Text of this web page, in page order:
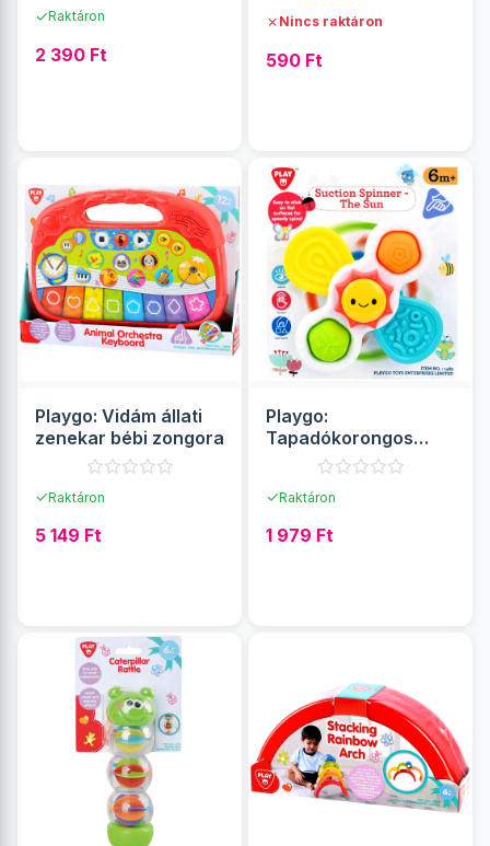
✓Raktáron
2 390 Ft
✗ Nincs raktáron
590 Ft
Playgo: Vidám állati
zenekar bébi zongora
✓Raktáron
5 149 Ft
Playgo:
Tapadókorongos
forgó napocska
✓Raktáron
1 979 Ft